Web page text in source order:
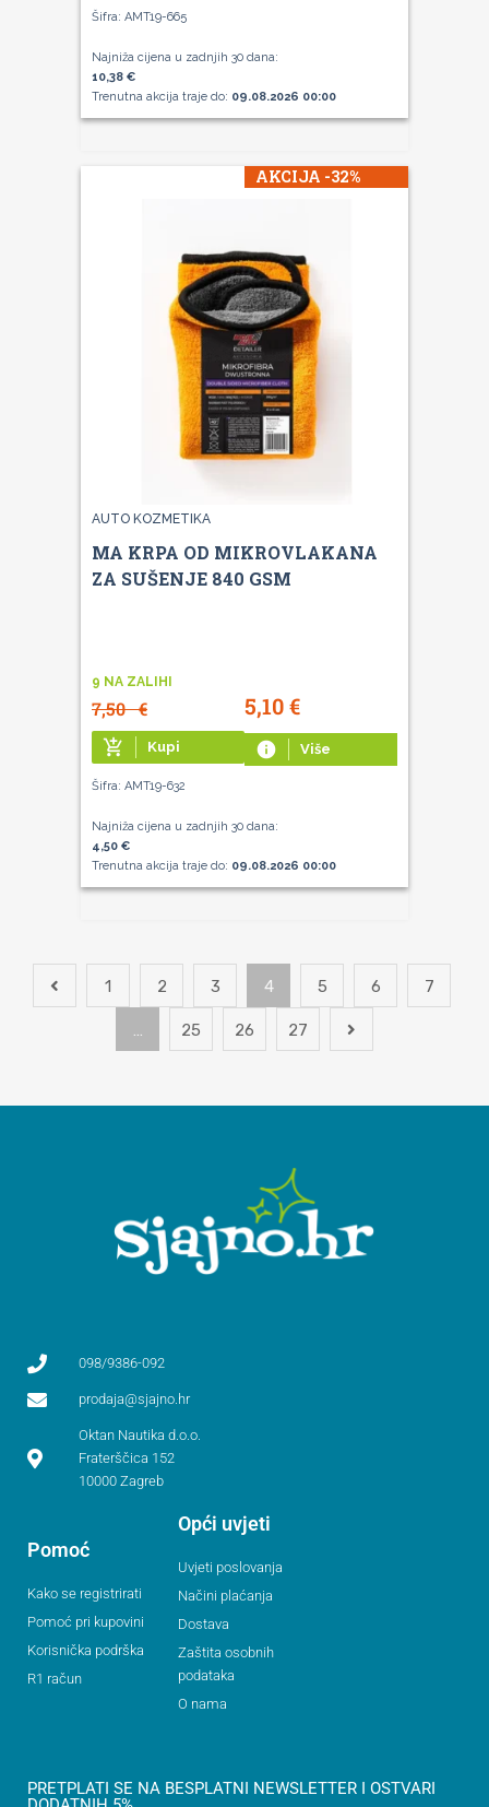
Šifra: AMT19-665
Najniža cijena u zadnjih 30 dana:
10,38 €
Trenutna akcija traje do: 09.08.2026 00:00
AKCIJA -32%
AUTO KOZMETIKA
MA KRPA OD MIKROVLAKANA
ZA SUŠENJE 840 GSM
9 NA ZALIHI
7,50€ 5,10€
add_shopping_cart Kupi info Više
Šifra: AMT19-632
Najniža cijena u zadnjih 30 dana:
4,50 €
Trenutna akcija traje do: 09.08.2026 00:00
1 2 3 4 5 6 7
… 25 26 27
098/9386-092
prodaja@sjajno.hr
Oktan Nautika d.o.o.
Fraterščica 152
10000 Zagreb
Pomoć
Kako se registrirati
Pomoć pri kupovini
Korisnička podrška
R1 račun
Opći uvjeti
Uvjeti poslovanja
Načini plaćanja
Dostava
Zaštita osobnih
podataka
O nama
PRETPLATI SE NA BESPLATNI NEWSLETTER I OSTVARI